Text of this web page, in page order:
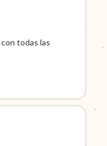
con todas las